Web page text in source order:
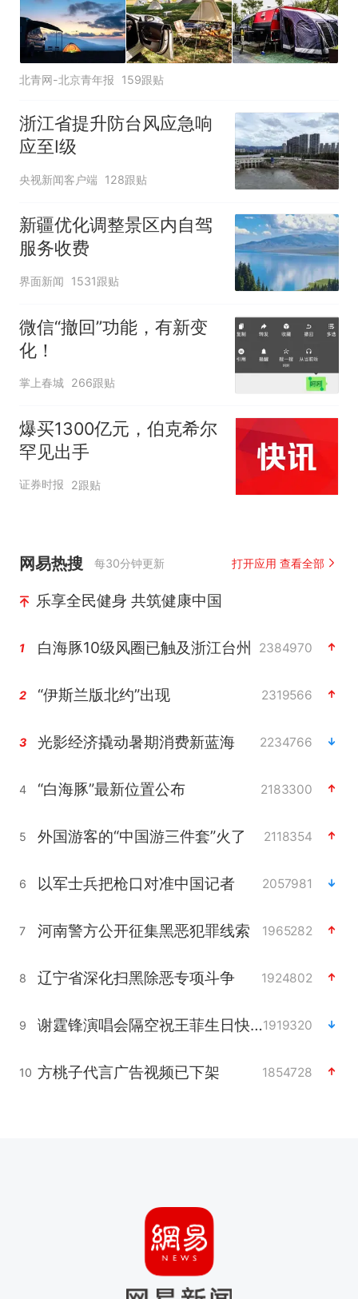
北青网-北京青年报 159跟贴
浙江省提升防台风应急响
应至Ⅰ级
央视新闻客户端 128跟贴
新疆优化调整景区内自驾
服务收费
界面新闻 1531跟贴
微信“撤回”功能，有新变
化！
掌上春城 266跟贴
爆买1300亿元，伯克希尔
罕见出手
证券时报 2跟贴
网易热搜 每30分钟更新 打开应用 查看全部
乐享全民健身 共筑健康中国
1 白海豚10级风圈已触及浙江台州 2384970
2 “伊斯兰版北约”出现 2319566
3 光影经济撬动暑期消费新蓝海 2234766
4 “白海豚”最新位置公布 2183300
5 外国游客的“中国游三件套”火了 2118354
6 以军士兵把枪口对准中国记者 2057981
7 河南警方公开征集黑恶犯罪线索 1965282
8 辽宁省深化扫黑除恶专项斗争 1924802
9 谢霆锋演唱会隔空祝王菲生日快乐1919320
10 方桃子代言广告视频已下架 1854728